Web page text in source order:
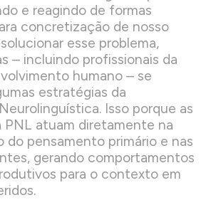
e reagindo de formas
concretização de nosso
esse problema,
– incluindo profissionais da
humano – se
estratégias da
Isso porque as
PNL atuam diretamente na
do pensamento primário e nas
gerando comportamentos
para o contexto em